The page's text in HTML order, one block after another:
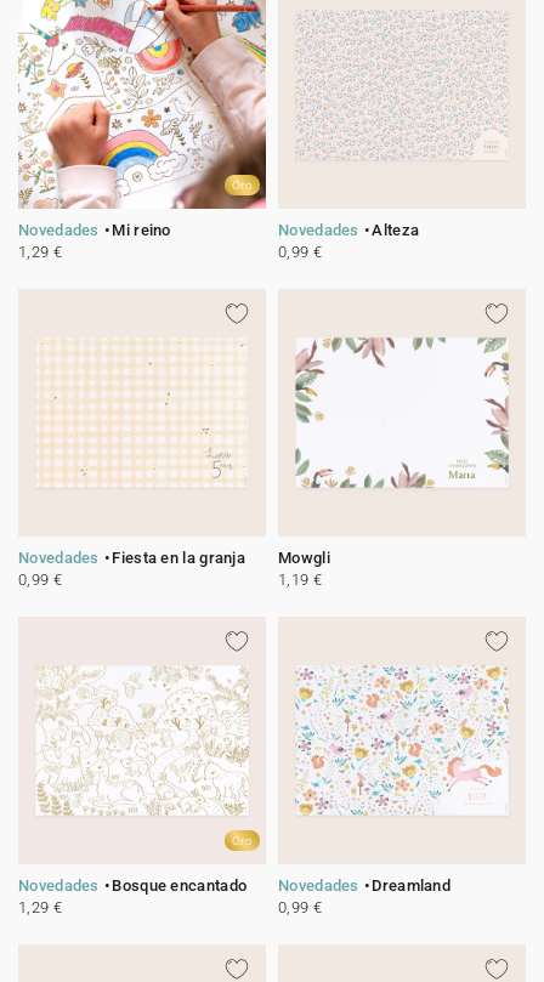
Oro
Novedades
Mi reino
1,29 €
Novedades
Alteza
0,99 €
Novedades
Fiesta en la granja
0,99 €
Mowgli
1,19 €
Oro
Novedades
Bosque encantado
1,29 €
Novedades
Dreamland
0,99 €